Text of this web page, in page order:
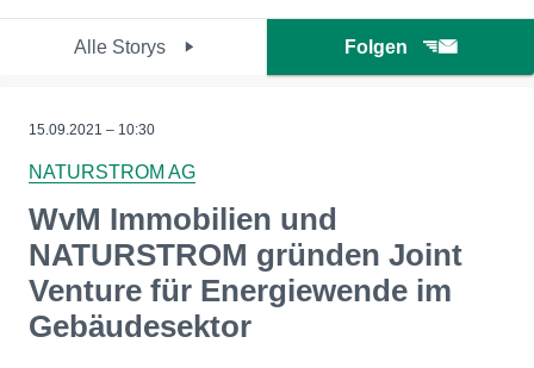
Alle Storys Folgen
15.09.2021 – 10:30
NATURSTROM AG
WvM Immobilien und
NATURSTROM gründen Joint
Venture für Energiewende im
Gebäudesektor